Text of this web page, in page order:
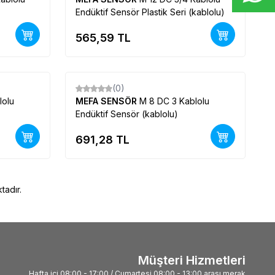
Endüktif Sensör Plastik Seri (kablolu)
565,59 TL
Yeni
(0)
MEFA SENSÖR M 8 DC 3 Kablolu
Endüktif Sensör (kablolu)
691,28 TL
Müşteri Hizmetleri